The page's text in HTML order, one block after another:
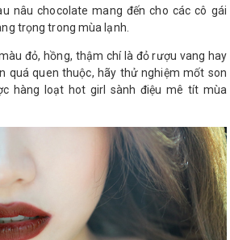
nâu chocolate mang đến cho các cô gái
trọng trong mùa lạnh.
đỏ, hồng, thậm chí là đỏ rượu vang hay
quá quen thuộc, hãy thử nghiệm mốt son
hàng loạt hot girl sành điệu mê tít mùa